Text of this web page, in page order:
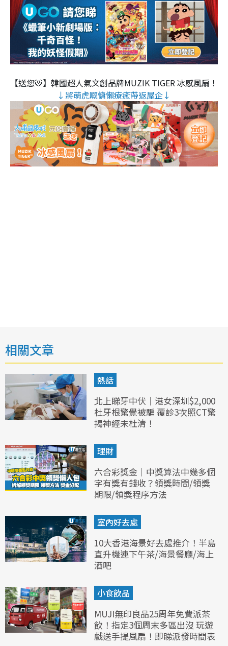
【送您🐯】韓國超人氣文創品牌MUZIK TIGER 冰感風扇！
↓將萌虎嘅慵懶療癒帶返屋企↓
相關文章
熱話
北上睇牙中伏｜港女深圳$2,000
杜牙根驚覺被騙 覆診3次照CT驚
揭神經未杜清！
理財
六合彩獎金｜中獎算法中幾多個
字有獎有錢收？領獎時間/領獎
期限/領獎程序方法
室內好去處
10大香港海景好去處推介！半島
直升機連下午茶/海景餐廳/海上
酒吧
小食飲品
MUJI無印良品25周年免費派茶
飲！指定3個周末多區出沒 玩遊
戲送手提風扇！即睇派發時間表